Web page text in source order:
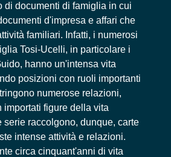
di documenti di famiglia in cui
d'impresa e affari che
familiari. Infatti, i numerosi
Tosi-Ucelli, in particolare i
hanno un'intensa vita
posizioni con ruoli importanti
numerose relazioni,
figure della vita
serie raccolgono, dunque, carte
intense attività e relazioni.
circa cinquant'anni di vita